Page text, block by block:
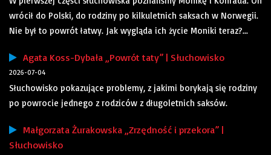
wrócił do Polski, do rodziny po kilkuletnich saksach w Norwegii.
Nie był to powrót łatwy. Jak wygląda ich życie Moniki teraz?...
Agata Koss-Dybała „Powrót taty” | Słuchowisko
2026-07-04
Słuchowisko pokazujące problemy, z jakimi borykają się rodziny
po powrocie jednego z rodziców z długoletnich saksów.
Małgorzata Żurakowska „Zrzędność i przekora” |
Słuchowisko